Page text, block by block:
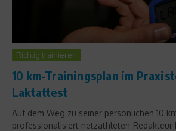
Richtig trainieren
10 km-Trainingsplan im
Laktattest
Auf dem Weg zu seiner persönlichen 10
professionalisiert netzathleten-Redakteur